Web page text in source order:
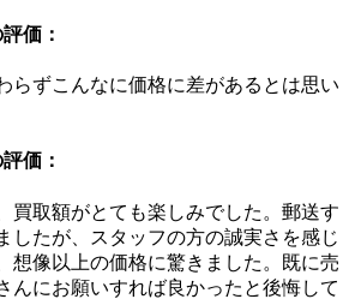
価：
らずこんなに価格に差があるとは思い
価：
買取額がとても楽しみでした。郵送す
したが、スタッフの方の誠実さを感じ
想像以上の価格に驚きました。既に売
んにお願いすれば良かったと後悔して